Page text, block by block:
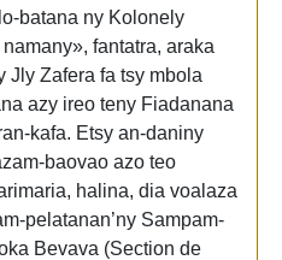
batana ny Kolonely
fantatra, araka
Jly Zafera fa tsy mbola
azy ireo teny Fiadanana
kafa. Etsy an-daniny
baovao azo teo
halina, dia voalaza
pelatanan’ny Sampam-
Bevava (Section de